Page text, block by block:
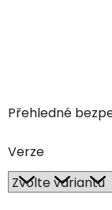
Přehledné
Verze